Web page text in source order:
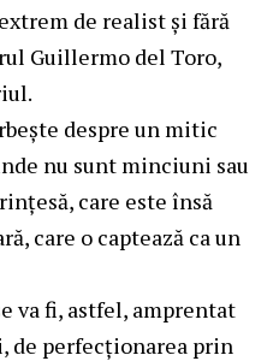
de realist și fără
Guillermo del Toro,
despre un mitic
nu sunt minciuni sau
care este însă
care o captează ca un
va fi, astfel, amprentat
de perfecționarea prin